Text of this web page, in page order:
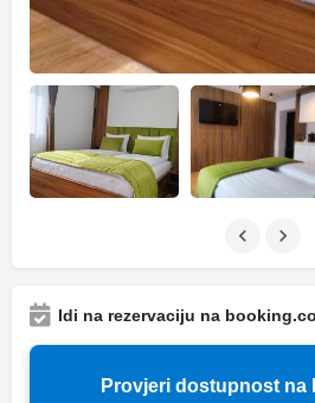
Idi na rezervaciju na
Provjeri dostupnost na